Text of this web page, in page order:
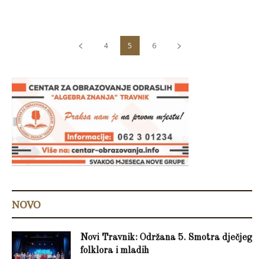
4 5 6
NOVO
Novi Travnik: Održana 5. Smotra dječjeg
folklora i mladih